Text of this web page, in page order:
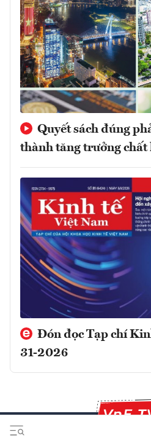
Quyết sách đúng
thành tăng trưởng chất
Đón đọc Tạp chí
31-2026